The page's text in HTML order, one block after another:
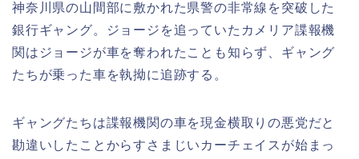
神奈川県の山間部に敷かれた県警の非常線を突破した
銀行ギャング。ジョージを追っていたカメリア諜報機
関はジョージが車を奪われたことも知らず、ギャング
たちが乗った車を執拗に追跡する。
ギャングたちは諜報機関の車を現金横取りの悪党だと
勘違いしたことからすさまじいカーチェイスが始まっ